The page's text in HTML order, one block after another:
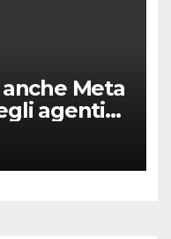
Meta
agenti